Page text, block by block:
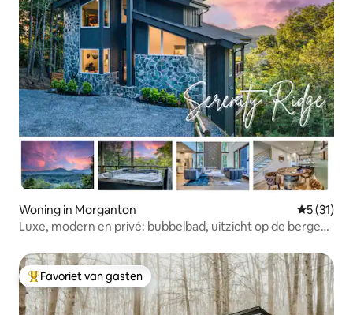
Woning in Morganton
5 (31)
Luxe, modern en privé: bubbelbad, uitzicht op de bergen,
Topfavoriet van gasten
Favoriet van gasten